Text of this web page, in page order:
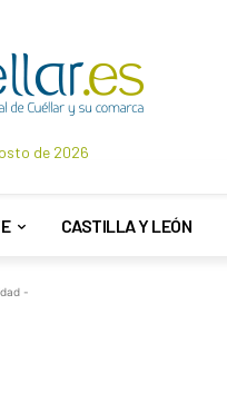
de 2026
CASTILLA Y LEÓN
-